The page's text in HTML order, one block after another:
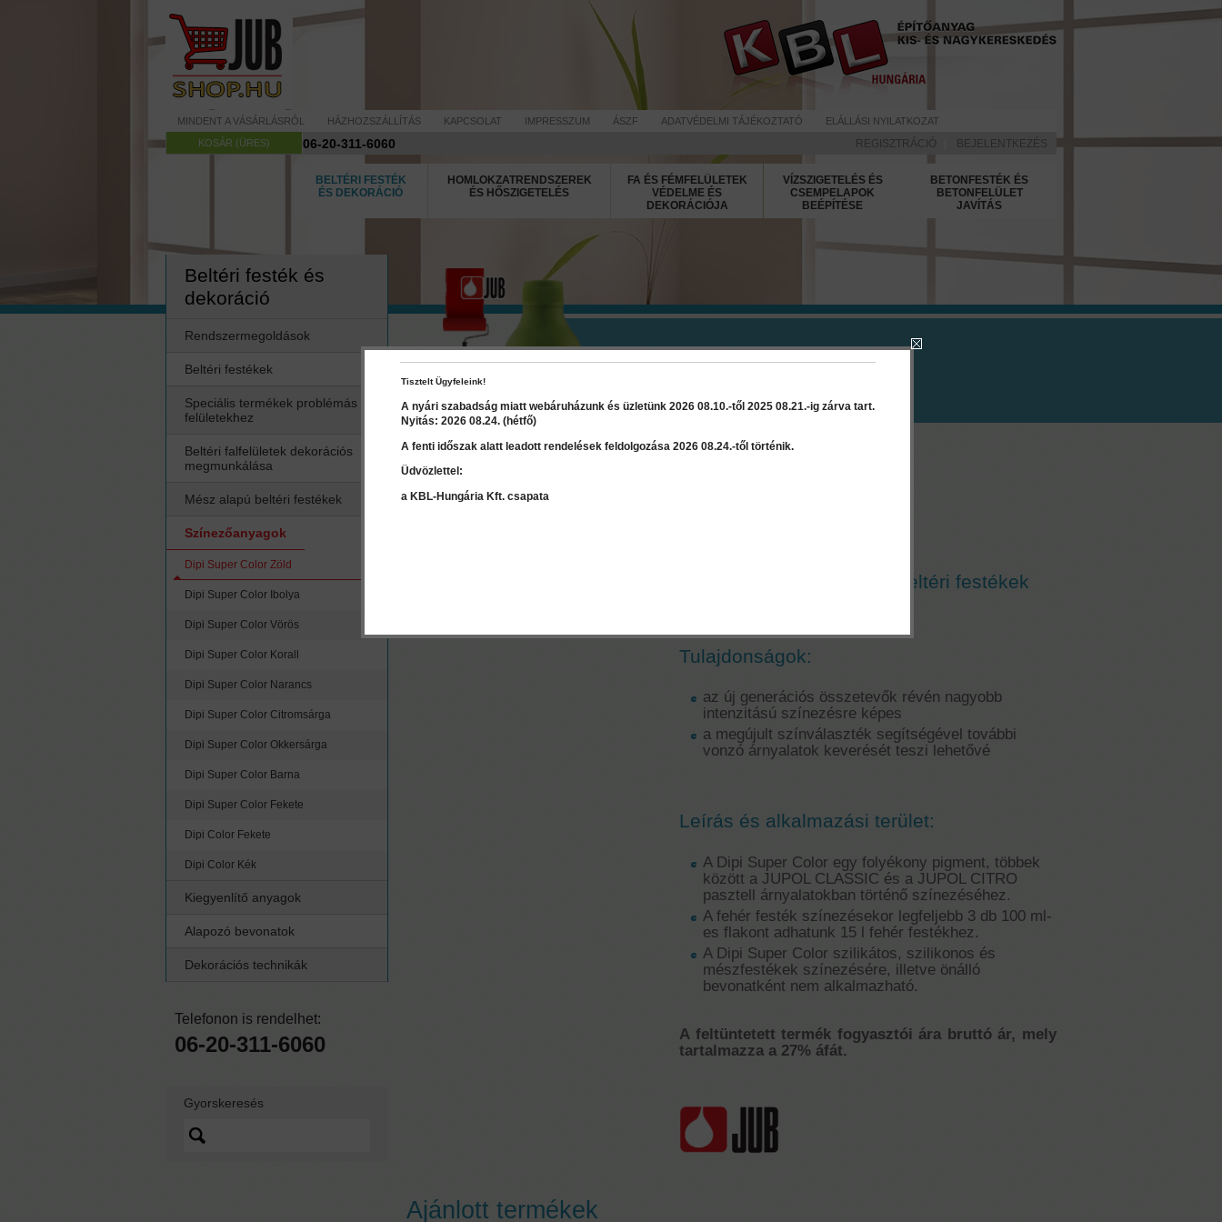
MINDENT A VÁSÁRLÁSRÓL HÁZHOZSZÁLLÍTÁS KAPCSOLAT IMPRESSZUM ÁSZF ADATVÉDELMI TÁJÉKOZTATÓ
ELÁLLÁSI NYILATKOZAT
KOSÁR (ÜRES)
06-20-311-6060 REGISZTRÁCIÓ BEJELENTKEZÉS
BELTÉRI FESTÉK
ÉS DEKORÁCIÓ
HOMLOKZATRENDSZEREK
ÉS HŐSZIGETELÉS
FA ÉS FÉMFELÜLETEK
VÉDELME ÉS
DEKORÁCIÓJA
VÍZSZIGETELÉS ÉS
CSEMPELAPOK
BEÉPÍTÉSE
BETONFESTÉK ÉS
BETONFELÜLET
JAVÍTÁS
Beltéri festék és
dekoráció
Rendszermegoldások
Beltéri festékek
Speciális termékek problémás
felületekhez
Beltéri falfelületek dekorációs
megmunkálása
Mész alapú beltéri festékek
Színezőanyagok
Dipi Super Color Zöld
Dipi Super Color Ibolya
Dipi Super Color Vörös
Dipi Super Color Korall
Dipi Super Color Narancs
Dipi Super Color Citromsárga
Dipi Super Color Okkersárga
Dipi Super Color Barna
Dipi Super Color Fekete
Dipi Color Fekete
Dipi Color Kék
Kiegyenlítő anyagok
Alapozó bevonatok
Dekorációs technikák
Telefonon is rendelhet:
06-20-311-6060
Gyorskeresés
Dipi Super Color Zöld
Színezőanyag - pigment beltéri festékek
Tulajdonságok:
az új generációs összetevők révén nagyobb
intenzitású színezésre képes
a megújult színválaszték segítségével további
vonzó árnyalatok keverését teszi lehetővé
Leírás és alkalmazási terület:
A Dipi Super Color egy folyékony pigment, többek
között a JUPOL CLASSIC és a JUPOL CITRO
pasztell árnyalatokban történő színezéséhez.
A fehér festék színezésekor legfeljebb 3 db 100 ml-
es flakont adhatunk 15 l fehér festékhez.
A Dipi Super Color szilikátos, szilikonos és
mészfestékek színezésére, illetve önálló
bevonatként nem alkalmazható.
A feltüntetett termék fogyasztói ára bruttó ár, mely
tartalmazza a 27% áfát.
Ár:1 000 Ft
Válasszon mennyiséget:
Ajánlott termékek
Tisztelt Ügyfeleink!
A nyári szabadság miatt webáruházunk és üzletünk 2026 08.10.-től 2025 08.21.-ig zárva tart.
Nyitás: 2026 08.24. (hétfő)
A fenti időszak alatt leadott rendelések feldolgozása 2026 08.24.-től történik.
Üdvözlettel:
a KBL-Hungária Kft. csapata